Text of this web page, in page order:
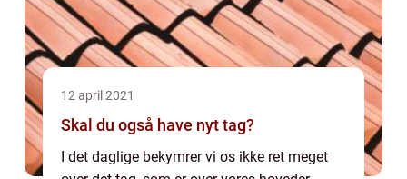
12 april 2021
Skal du også have nyt tag?
I det daglige bekymrer vi os ikke ret meget